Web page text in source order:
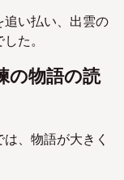
い払い、出雲の
た。
の物語の読
、物語が大きく